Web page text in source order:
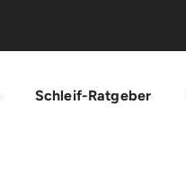
Schleif-Ratgeber